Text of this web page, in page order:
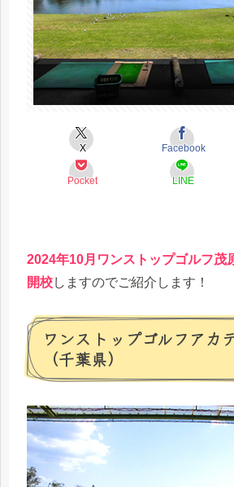
X Facebook
Pocket LINE
2024年10月ワンストップゴルフ茂
開校しますのでご紹介します！
ワンストップゴルフアカ
（千葉県）